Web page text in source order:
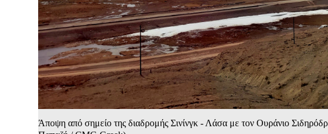
Άποψη από σημείο της διαδρομής Σινίνγκ - Λάσα με τον Ουράνιο